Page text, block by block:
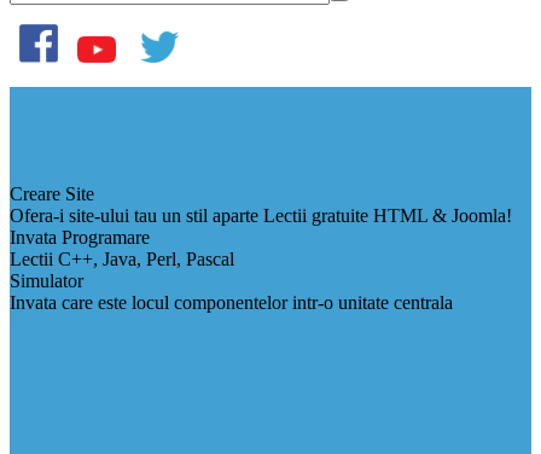
Creare Site
Ofera-i site-ului tau un stil aparte Lectii gratuite HTML & Joomla!
Invata Programare
Lectii C++, Java, Perl, Pascal
Simulator
Invata care este locul componentelor intr-o unitate centrala